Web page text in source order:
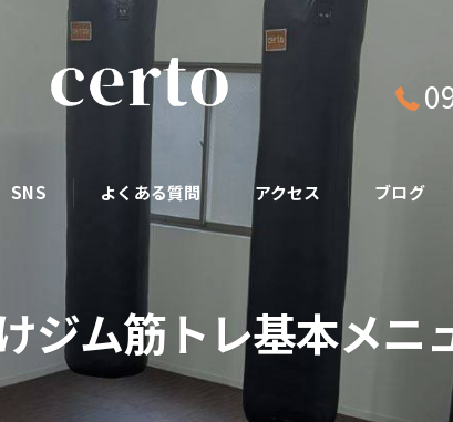
SNS よくある質問 アクセス ブログ
ジム筋トレ基本メニ